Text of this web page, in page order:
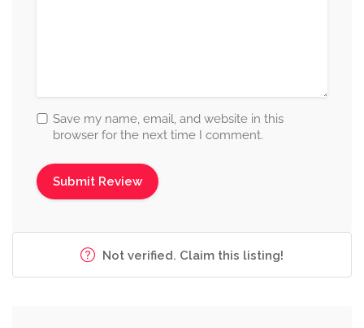
Save my name, email, and website in this
browser for the next time I comment.
Not verified. Claim this listing!